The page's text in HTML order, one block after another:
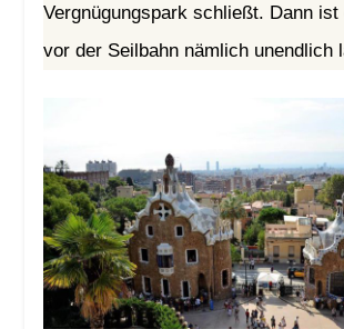
Vergnügungspark schließt. Dann ist
vor der Seilbahn nämlich unendlich